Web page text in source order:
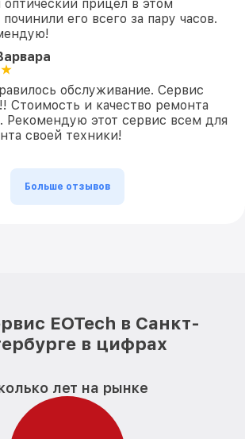
оптический прицел в этом
его всего за пару часов.
обслуживание. Сервис
Стоимость и качество ремонта
Рекомендую этот сервис всем для
своей техники!
Больше отзывов
EOTech в Санкт-
в цифрах
лет на рынке